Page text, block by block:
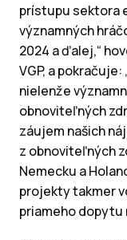
prístupu sektora
významných
2024 a ďalej,“
VGP, a
nielenže
obnoviteľných
záujem našich
z obnoviteľných
Nemecku a
projekty takmer
priameho dopytu